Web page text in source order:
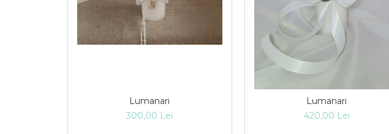
Lumanari
300,00 Lei
Lumanari
420,00 Lei